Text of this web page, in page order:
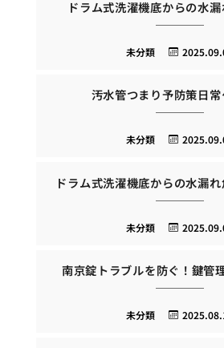
ドラム式洗濯機底からの水
未分類
汚水管つまり予防策日
未分類
ドラム式洗濯機底からの水漏
未分類
南京錠トラブルを防ぐ！鍵管
未分類